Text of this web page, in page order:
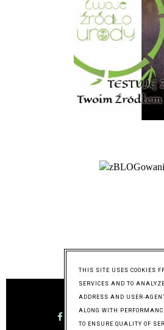
THIS SITE USES COOKIES
SERVICES AND TO
ADDRESS AND USER-
ALONG WITH
TO ENSURE QUALITY OF